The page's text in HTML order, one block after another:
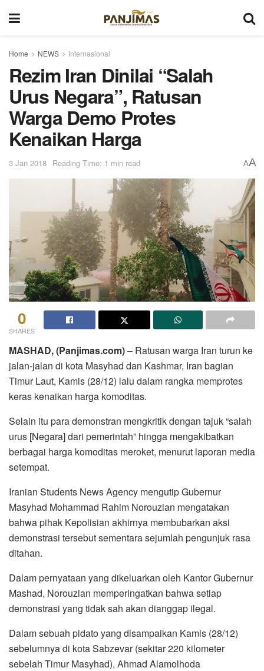
Home NEWS Internasional
Rezim Iran Dinilai “Salah
Urus Negara”, Ratusan
Warga Demo Protes
Kenaikan Harga
3 Jan 2018 Reading Time: 1 min read AA
0
SHARES
MASHAD, (Panjimas.com)– Ratusan warga Iran turun ke
jalan-jalan di kota Masyhad dan Kashmar, Iran bagian
Timur Laut, Kamis (28/12) lalu dalam rangka memprotes
keras kenaikan harga komoditas.
Selain itu para demonstran mengkritik dengan tajuk “salah
urus [Negara] dari pemerintah” hingga mengakibatkan
berbagai harga komoditas meroket, menurut laporan media
setempat.
Iranian Students News Agency mengutip Gubernur
Masyhad Mohammad Rahim Norouzian mengatakan
bahwa pihak Kepolisian akhirnya membubarkan aksi
demonstrasi tersebut sementara sejumlah pengunjuk rasa
ditahan.
Dalam pernyataan yang dikeluarkan oleh Kantor Gubernur
Mashad, Norouzian memperingatkan bahwa setiap
demonstrasi yang tidak sah akan dianggap ilegal.
Dalam sebuah pidato yang disampaikan Kamis (28/12)
sebelumnya di kota Sabzevar (sekitar 220 kilometer
sebelah Timur Masyhad), Ahmad Alamolhoda